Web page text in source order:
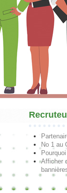
No 1 au
Afficher